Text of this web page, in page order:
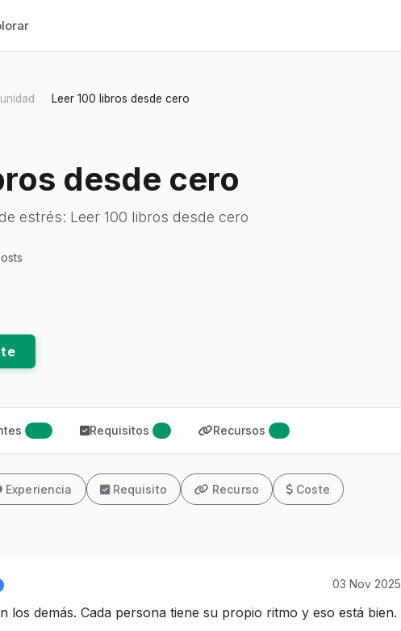
Leer 100 libros desde cero
desde cero
estrés: Leer 100 libros desde cero
Requisitos Recursos
Experiencia Requisito Recurso Coste
03 Nov 2025
los demás. Cada persona tiene su propio ritmo y eso está bien.